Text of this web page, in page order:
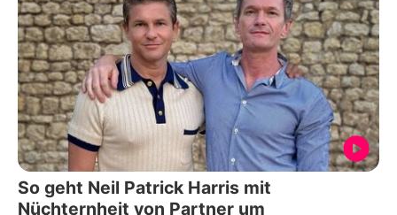
So geht Neil Patrick Harris mit
Nüchternheit von Partner um